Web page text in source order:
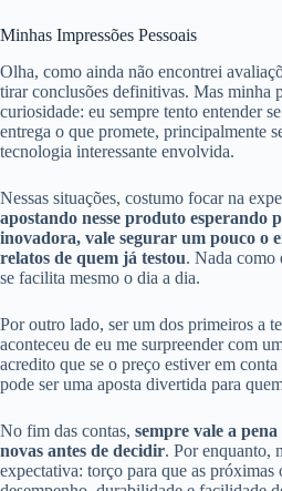
Minhas Impressões Pessoais
Olha, como ainda não encontrei
tirar conclusões definitivas. Mas minha
curiosidade: eu sempre tento entender
entrega o que promete, principalmente
tecnologia interessante envolvida.
Nessas situações, costumo focar na
apostando nesse produto esperando
inovadora, vale segurar um pouco o
relatos de quem já testou. Nada como
se facilita mesmo o dia a dia.
Por outro lado, ser um dos primeiros a
aconteceu de eu me surpreender com
acredito que se o preço estiver em
pode ser uma aposta divertida para
No fim das contas, sempre vale a
novas antes de decidir. Por enquanto,
expectativa: torço para que as próximas